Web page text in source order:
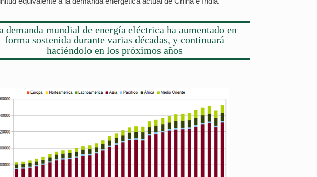
demanda mundial de energía eléctrica ha aumentado en
forma sostenida durante varias décadas, y continuará
haciéndolo en los próximos años